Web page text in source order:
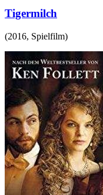
Tigermilch
(2016, Spielfilm)